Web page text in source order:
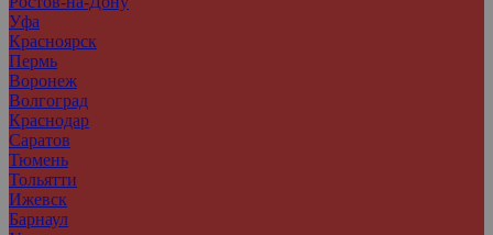
Уфа
Красноярск
Пермь
Воронеж
Волгоград
Краснодар
Саратов
Тюмень
Тольятти
Ижевск
Барнаул